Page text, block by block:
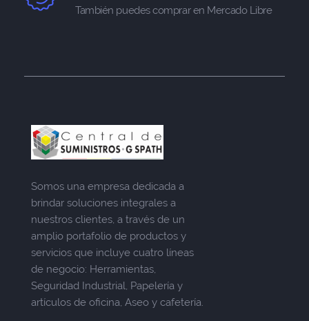
También puedes comprar en Mercado Libre
Somos una empresa dedicada a
brindar soluciones integrales a
nuestros clientes, a través de un
amplio portafolio de productos y
servicios que incluye cuatro líneas
de negocio: Herramientas,
Seguridad Industrial, Papelería y
artículos de oficina, Aseo y cafetería.